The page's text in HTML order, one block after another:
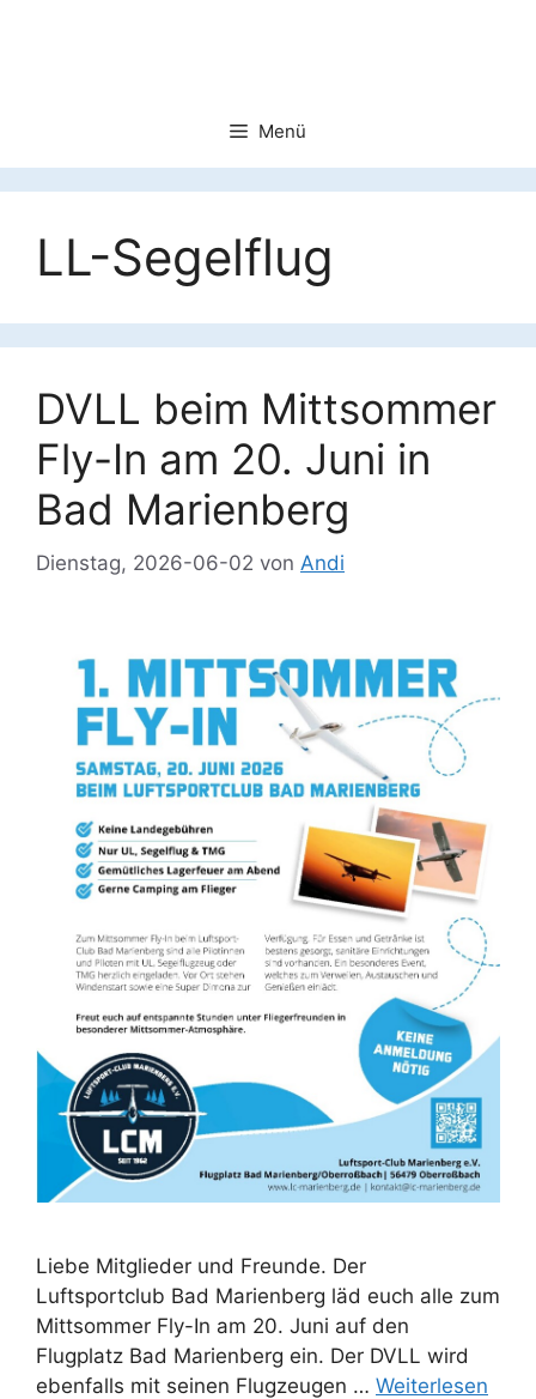
Menü
LL-Segelflug
DVLL beim Mittsommer
Fly-In am 20. Juni in
Bad Marienberg
Dienstag, 2026-06-02 von Andi
Liebe Mitglieder und Freunde. Der
Luftsportclub Bad Marienberg läd euch alle zum
Mittsommer Fly-In am 20. Juni auf den
Flugplatz Bad Marienberg ein. Der DVLL wird
ebenfalls mit seinen Flugzeugen … Weiterlesen